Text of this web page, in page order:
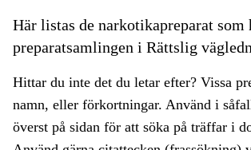
Här listas de narkotikapreparat
preparatsamlingen i Rättslig
Hittar du inte det du letar efter? Vissa
namn, eller förkortningar. Använd i
överst på sidan för att söka på träffar i